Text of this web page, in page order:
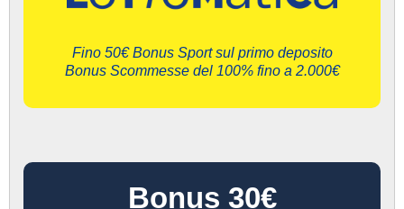
Fino 50€ Bonus Sport sul primo deposito
Bonus Scommesse del 100% fino a 2.000€
Bonus 30€